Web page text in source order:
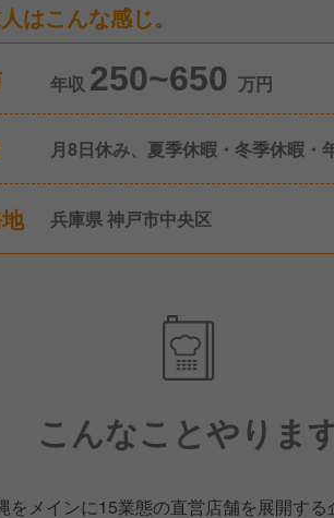
はこんな感じ。
年収 250~650 万円
月8日休み、夏季休暇・冬季休暇・
兵庫県 神戸市中央区
こんなことやりま
メインに15業態の直営店舗を展開する